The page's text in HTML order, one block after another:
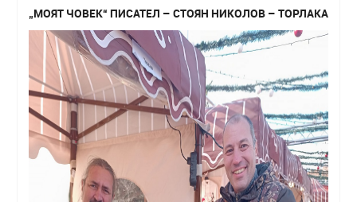
„МОЯТ ЧОВЕК“ ПИСАТЕЛ – СТОЯН НИКОЛОВ – ТОРЛАКА